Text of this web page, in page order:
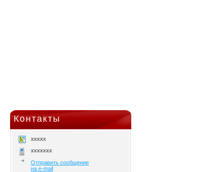
Контакты
xxxxx
xxxxxxx
Отправить сообщение
на e-mail